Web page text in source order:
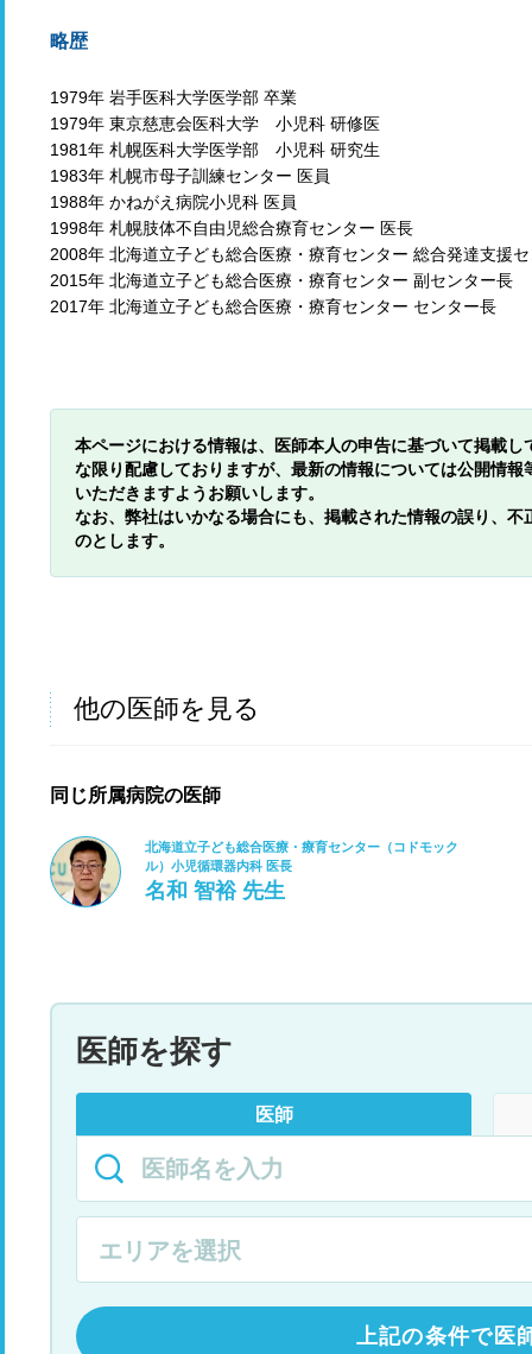
略歴
1979年 岩手医科大学医学部 卒業
1979年 東京慈恵会医科大学 小児科 研修医
1981年 札幌医科大学医学部 小児科 研究生
1983年 札幌市母子訓練センター 医員
1988年 かねがえ病院小児科 医員
1998年 札幌肢体不自由児総合療育センター 医長
2008年 北海道立子ども総合医療・療育センター 総合発達支援
2015年 北海道立子ども総合医療・療育センター 副センター長
2017年 北海道立子ども総合医療・療育センター センター長
本ページにおける情報は、医師本人の申告に基づいて掲載
な限り配慮しておりますが、最新の情報については公開情
いただきますようお願いします。
なお、弊社はいかなる場合にも、掲載された情報の誤り、
のとします。
他の医師を見る
同じ所属病院の医師
北海道立子ども総合医療・療育センター（コドモック
ル）小児循環器内科 医長
名和 智裕 先生
医師を探す
医師
上記の条件で医